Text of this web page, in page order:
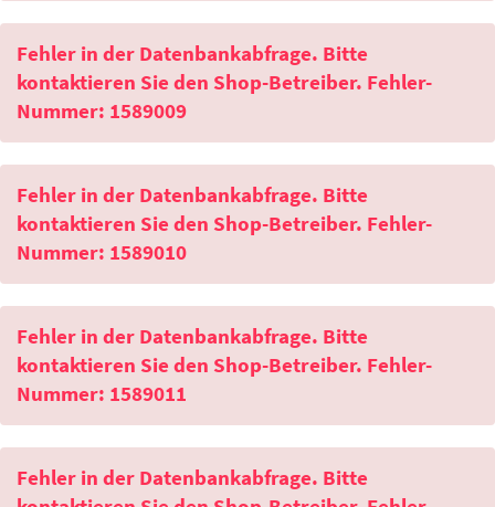
Fehler in der Datenbankabfrage. Bitte
kontaktieren Sie den Shop-Betreiber. Fehler-
Nummer: 1589009
Fehler in der Datenbankabfrage. Bitte
kontaktieren Sie den Shop-Betreiber. Fehler-
Nummer: 1589010
Fehler in der Datenbankabfrage. Bitte
kontaktieren Sie den Shop-Betreiber. Fehler-
Nummer: 1589011
Fehler in der Datenbankabfrage. Bitte